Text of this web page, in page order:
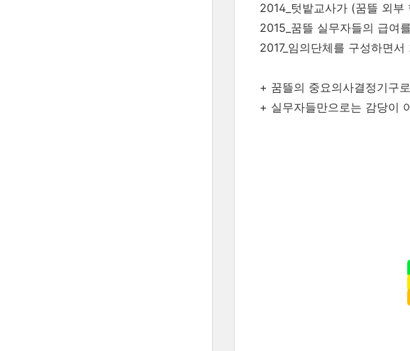
2014_텃밭교사가 (꿈뜰 외
2015_꿈뜰 실무자들의 급여
2017_임의단체를 구성하면
+ 꿈뜰의 중요의사결정기구
+ 실무자들만으로는 감당이